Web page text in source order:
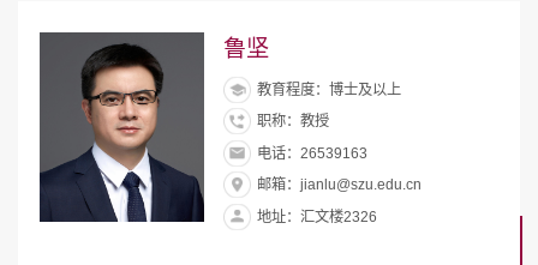
鲁坚
教育程度：博士及以上
职称：教授
电话：26539163
邮箱：jianlu@szu.edu.cn
地址：汇文楼2326